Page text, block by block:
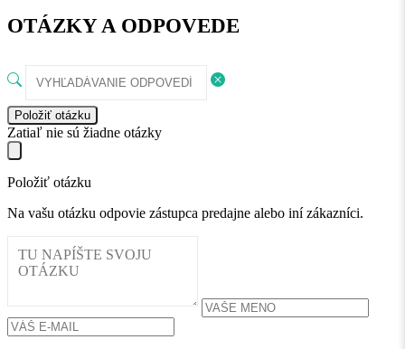
OTÁZKY A ODPOVEDE
Položiť otázku
Zatiaľ nie sú žiadne otázky
Položiť otázku
Na vašu otázku odpovie zástupca predajne alebo iní zákazníci.